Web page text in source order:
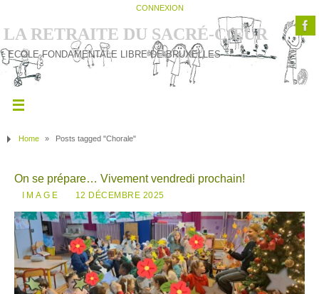
CONNEXION
LA RETRAITE DU SACRÉ-CŒUR
ECOLE FONDAMENTALE LIBRE DE BRUXELLES
Home » Posts tagged "Chorale"
On se prépare… Vivement vendredi prochain!
IMAGE 12 DÉCEMBRE 2025